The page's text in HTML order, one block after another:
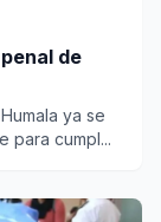
de
ya se
para cumpl...